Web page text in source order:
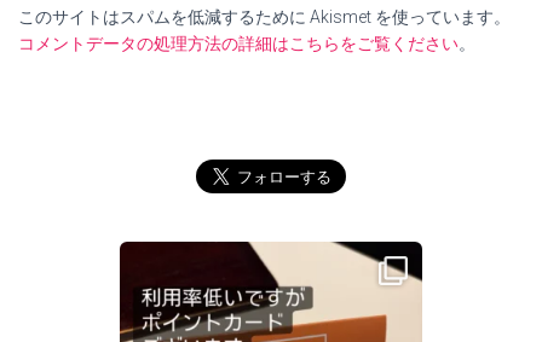
このサイトはスパムを低減するために Akismet を使っています。
コメントデータの処理方法の詳細はこちらをご覧ください。